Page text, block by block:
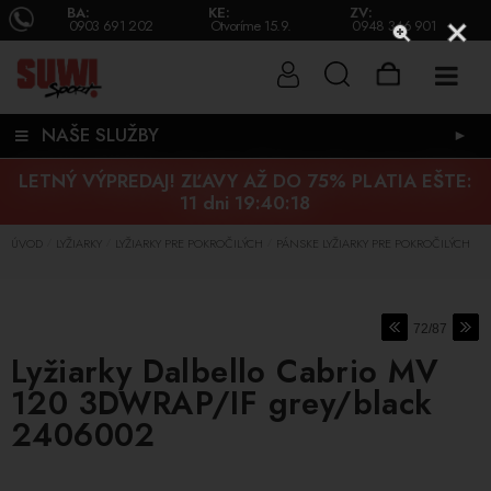
BA:
0903 691 202
KE:
Otvoríme 15.9.
ZV:
0948 346 901
NAŠE SLUŽBY ►
LETNÝ VÝPREDAJ! ZĽAVY AŽ DO 75% PLATIA EŠTE:
11 dni 19:40:17
ÚVOD LYŽIARKY LYŽIARKY PRE POKROČILÝCH PÁNSKE LYŽIARKY PRE POKROČILÝCH
72/87
Lyžiarky Dalbello Cabrio MV
120 3DWRAP/IF grey/black
2406002